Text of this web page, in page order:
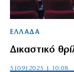
ΕΛΛΑΔΑ
Δικαστικό
5|09|2025 | 10:08